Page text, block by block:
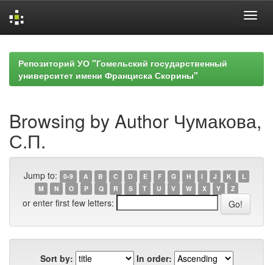
navigationРепозиторий УО "Гомельский государственный
университет имени Франциска Скорины"
Browsing by Author Чумакова,
С.П.
Jump to: 0-9 A B C D E F G H I J K
L
M
N O P Q R S T U V W X Y Z
or enter first few letters:
Sort by:
In order: